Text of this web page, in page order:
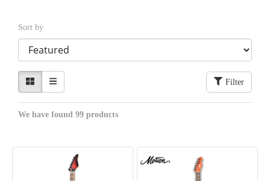
Sort by
Filter
We have found 99 products